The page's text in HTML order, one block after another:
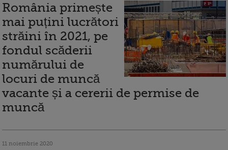
România primește
mai puțini lucrători
străini în 2021, pe
fondul scăderii
numărului de
locuri de muncă
vacante și a cererii de permise de
muncă
11 noiembrie 2020